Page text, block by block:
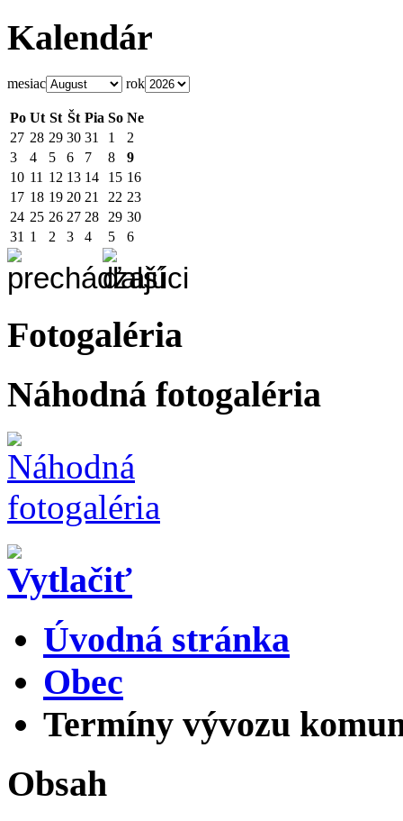
Kalendár
mesiac rok
Po Ut St Št Pia So Ne
27 28 29 30 31 1
2
3
4 5 6 7 8
9
10 11 12 13 14 15 16
17 18 19 20 21 22 23
24 25 26 27 28 29 30
31 1 2 3 4 5 6
Fotogaléria
Náhodná fotogaléria
Úvodná stránka
Obec
Termíny vývozu
Obsah